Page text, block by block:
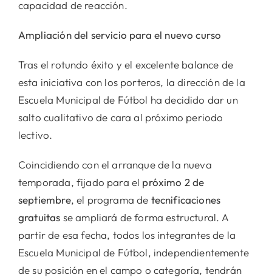
capacidad de reacción.
Ampliación del servicio para el nuevo curso
Tras el rotundo éxito y el excelente balance de
esta iniciativa con los porteros, la dirección de la
Escuela Municipal de Fútbol ha decidido dar un
salto cualitativo de cara al próximo periodo
lectivo.
Coincidiendo con el arranque de la nueva
temporada, fijado para el próximo 2 de
septiembre, el programa de tecnificaciones
gratuitas se ampliará de forma estructural. A
partir de esa fecha, todos los integrantes de la
Escuela Municipal de Fútbol, independientemente
de su posición en el campo o categoría, tendrán